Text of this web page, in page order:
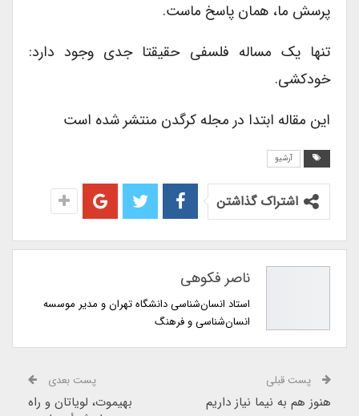
پرسش ما، همان پاسخ ماست.
تنها یک مساله فلسفی حقیقتا جدی وجود دارد:
خودکشی.
این مقاله ابتدا در مجله کرگدن منتشر شده است
آرشیو
اشتراک گذاشتن
ناصر فکوهی
استاد انسان‌شناسی دانشگاه تهران و مدیر موسسه
انسان‌شناسی و فرهنگ
پست قبلی
هنوز هم به نیما نیاز داریم
پست بعدی
بهیموت، لویاتان و راه